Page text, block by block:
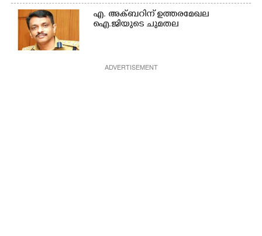
എ. അക്ബറിന് ഉത്തരമേഖല
ഐ.ജിയുടെ ചുമതല
ADVERTISEMENT